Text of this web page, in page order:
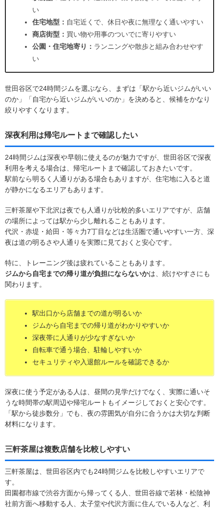
い
住宅地型： 自宅近くで、休日や夜に無理なく通いやすい
商店街型： 買い物や用事のついでに寄りやすい
公園・住宅地寄り： ランニングや散歩と組み合わせやす
い
世田谷区で24時間ジムを選ぶなら、まずは「駅から近いジムがいい
のか」「自宅から近いジムがいいのか」を決めると、候補をかなり
絞りやすくなります。
深夜利用は帰宅ルートまで確認したい
24時間ジムは深夜や早朝に使えるのが魅力ですが、世田谷区で深夜
利用を考える場合は、帰宅ルートまで確認しておきたいです。
駅前なら明るく人通りがある場合もありますが、住宅地に入ると道
が静かになるエリアもあります。
三軒茶屋や下北沢は夜でも人通りが比較的多いエリアですが、店舗
の場所によっては駅から少し離れることもあります。
代沢・赤堤・給田・等々力7丁目などは生活圏で通いやすい一方、深
夜は道の明るさや人通りを実際に見ておくと安心です。
特に、トレーニング後は疲れていることもあります。
ジムから自宅までの帰り道が負担にならないかは、続けやすさにも
関わります。
駅出口から店舗までの道が明るいか
ジムから自宅までの帰り道がわかりやすいか
深夜帯に人通りが少なすぎないか
自転車で通う場合、駐輪しやすいか
セキュリティや入退館ルールを確認できるか
深夜に使う予定がある人は、昼間の見学だけでなく、実際に通いそ
うな時間帯の駅周辺や帰宅ルートもイメージしておくと安心です。
「駅から徒歩数分」でも、夜の雰囲気が自分に合うかは大切な判断
材料になります。
三軒茶屋は複数店舗を比較しやすい
三軒茶屋は、世田谷区内でも24時間ジムを比較しやすいエリアで
す。
田園都市線で渋谷方面から帰ってくる人、世田谷線で若林・松陰神
社前方面へ移動する人、太子堂や代沢方面に住んでいる人など、利